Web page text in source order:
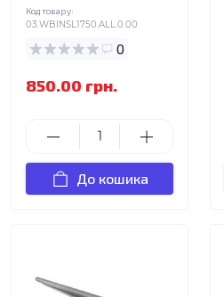
Код товару:
03.WBINSL1750.ALL.0.00
0
850.00 грн.
До кошика